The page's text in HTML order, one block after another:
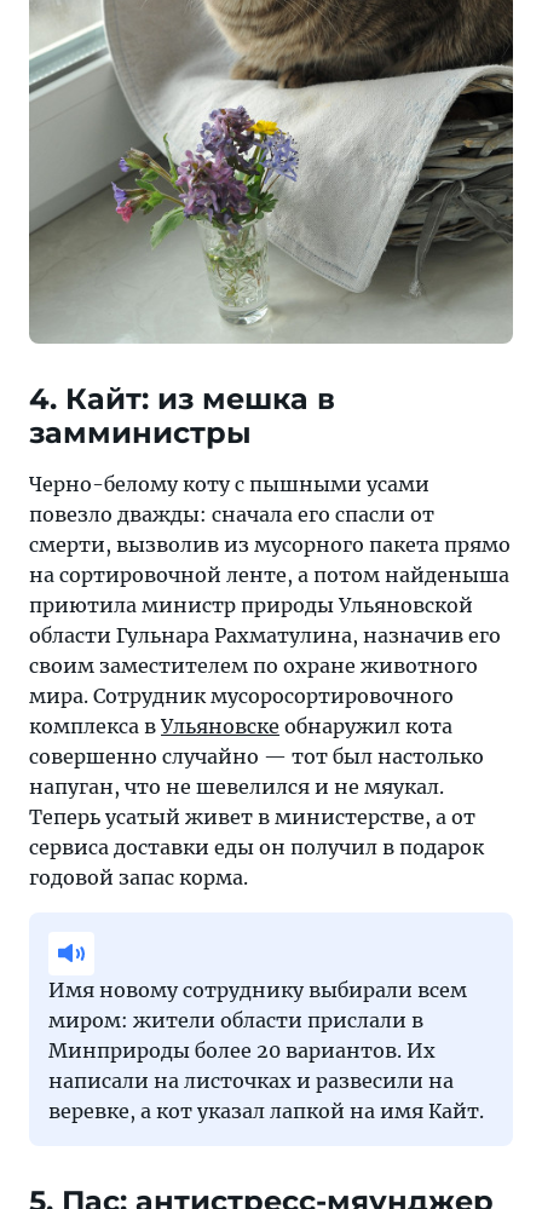
4. Кайт: из мешка в
замминистры
Черно-белому коту с пышными усами
повезло дважды: сначала его спасли от
смерти, вызволив из мусорного пакета прямо
на сортировочной ленте, а потом найденыша
приютила министр природы Ульяновской
области Гульнара Рахматулина, назначив его
своим заместителем по охране животного
мира. Сотрудник мусоросортировочного
комплекса в Ульяновске обнаружил кота
совершенно случайно — тот был настолько
напуган, что не шевелился и не мяукал.
Теперь усатый живет в министерстве, а от
сервиса доставки еды он получил в подарок
годовой запас корма.
Имя новому сотруднику выбирали всем
миром: жители области прислали в
Минприроды более 20 вариантов. Их
написали на листочках и развесили на
веревке, а кот указал лапкой на имя Кайт.
5. Пас: антистресс-мяунджер